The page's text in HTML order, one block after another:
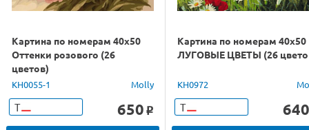
Картина по номерам 40х50
Оттенки розового (26
цветов)
KH0055-1 Molly
Т 650 o
Картина по номерам 40х50
ЛУГОВЫЕ ЦВЕТЫ (26
KH0972
Т 640